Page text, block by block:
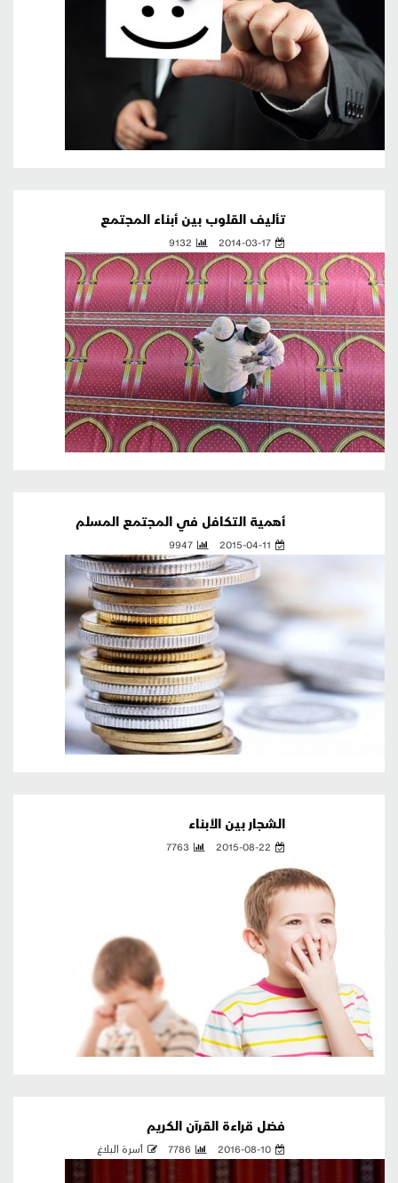
تأليف القلوب بين أبناء المجتمع
2014-03-17
9132
أهمية التكافل في المجتمع المسلم
2015-04-11
9947
الشجار بين الأبناء
2015-08-22
7763
فضل قراءة القرآن الكريم
2016-08-10
7786 أسرة البلاغ